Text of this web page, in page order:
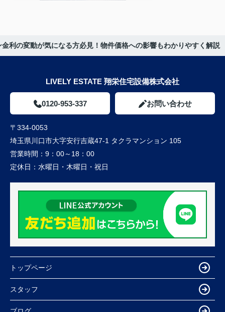
金利の変動が気になる方必見！物件価格への影響もわかりやすく解説
LIVELY ESTATE 翔栄住宅設備株式会社
0120-953-337 お問い合わせ
〒334-0053
埼玉県川口市大字安行吉蔵47-1 タクラマンション 105
営業時間： 9：00～18：00
定休日： 水曜日・木曜日・祝日
トップページ
スタッフ